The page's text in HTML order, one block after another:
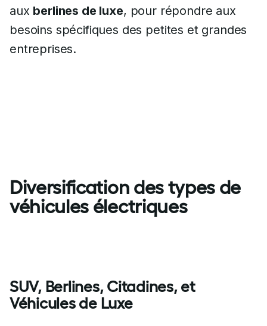
aux berlines de luxe, pour répondre aux
besoins spécifiques des petites et grandes
entreprises.
Diversification des types de
véhicules électriques
SUV, Berlines, Citadines, et
Véhicules de Luxe